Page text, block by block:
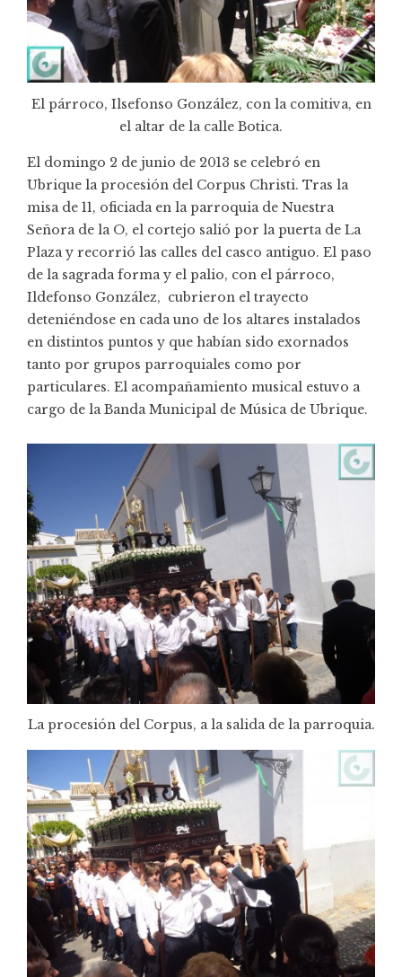
El párroco, Ilsefonso González, con la comitiva, en
el altar de la calle Botica.
El domingo 2 de junio de 2013 se celebró en
Ubrique la procesión del Corpus Christi. Tras la
misa de 11, oficiada en la parroquia de Nuestra
Señora de la O, el cortejo salió por la puerta de La
Plaza y recorrió las calles del casco antiguo. El paso
de la sagrada forma y el palio, con el párroco,
Ildefonso González, cubrieron el trayecto
deteniéndose en cada uno de los altares instalados
en distintos puntos y que habían sido exornados
tanto por grupos parroquiales como por
particulares. El acompañamiento musical estuvo a
cargo de la Banda Municipal de Música de Ubrique.
La procesión del Corpus, a la salida de la parroquia.